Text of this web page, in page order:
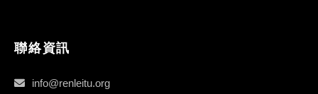
聯絡資訊
info@renleitu.org